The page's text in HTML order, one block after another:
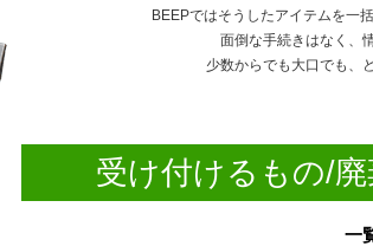
BEEPではそうしたアイテムを一
面倒な手続きはなく、
少数からでも大口でも、
受け付けるもの/
一